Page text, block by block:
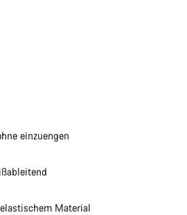
einzuengen
Material